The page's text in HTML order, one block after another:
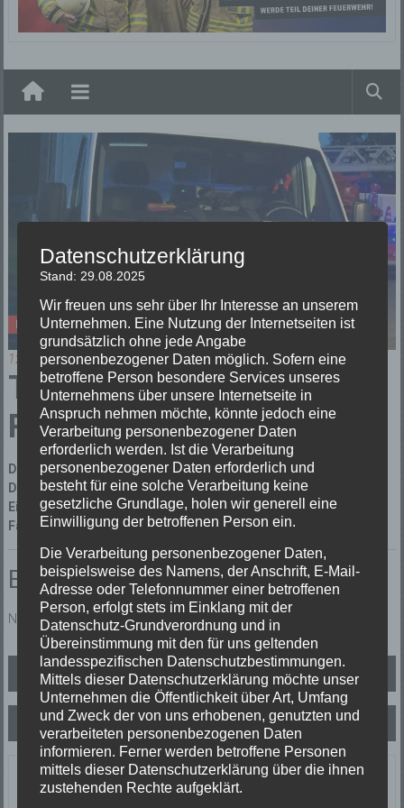
Elzach
Einsätze
12/09/2021
TH1 Unterstützung
Rettungsdienst
Datum:12/09/2021 um 13:50 Uhr
Dauer:2 Stunden 21 Minuten
Einsatzart:Unterstützung Rettungsdienst
Fahrzeuge: Florian Elzach 1/10
Einsatzbericht:
Notarztzubringer
Beitragsnavigation
TH1 Unterstützung Rettungsdienst
TH1 Unterstützung Rettungsdienst
Letzte Einsätze
Datenschutzerklärung
Stand: 29.08.2025
Wir freuen uns sehr über Ihr Interesse an unserem
Unternehmen. Eine Nutzung der Internetseiten ist
grundsätzlich ohne jede Angabe
personenbezogener Daten möglich. Sofern eine
betroffene Person besondere Services unseres
Unternehmens über unsere Internetseite in
Anspruch nehmen möchte, könnte jedoch eine
Verarbeitung personenbezogener Daten
erforderlich werden. Ist die Verarbeitung
personenbezogener Daten erforderlich und
besteht für eine solche Verarbeitung keine
gesetzliche Grundlage, holen wir generell eine
Einwilligung der betroffenen Person ein.
Die Verarbeitung personenbezogener Daten,
beispielsweise des Namens, der Anschrift, E-Mail-
Adresse oder Telefonnummer einer betroffenen
Person, erfolgt stets im Einklang mit der
Datenschutz-Grundverordnung und in
Übereinstimmung mit den für uns geltenden
landesspezifischen Datenschutzbestimmungen.
Mittels dieser Datenschutzerklärung möchte unser
Unternehmen die Öffentlichkeit über Art, Umfang
und Zweck der von uns erhobenen, genutzten und
verarbeiteten personenbezogenen Daten
informieren. Ferner werden betroffene Personen
mittels dieser Datenschutzerklärung über die ihnen
zustehenden Rechte aufgeklärt.